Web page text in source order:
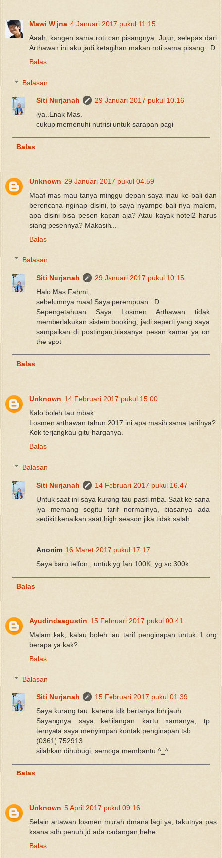
Mawi Wijna 4 Januari 2017 pukul 11.15
Aaah, kangen sama roti dan pisangnya. Jujur, selepas dari
Arthawan ini aku jadi ketagihan makan roti sama pisang. :D
Balas
Balasan
Siti Nurjanah
29 Januari 2017 pukul 10.16
iya..Enak Mas.
cukup memenuhi nutrisi untuk sarapan pagi
Balas
Unknown 29 Januari 2017 pukul 04.59
Maaf mas mau tanya minggu depan saya mau ke bali dan
berencana nginap disini, tp saya nyampe bali nya malem,
apa disini bisa pesen kapan aja? Atau kayak hotel2 harus
siang pesennya? Makasih...
Balas
Balasan
Siti Nurjanah
29 Januari 2017 pukul 10.15
Halo Mas Fahmi,
sebelumnya maaf Saya perempuan. :D
Sepengetahuan Saya Losmen Arthawan tidak
memberlakukan sistem booking, jadi seperti yang saya
sampaikan di postingan,biasanya pesan kamar ya on
the spot
Balas
Unknown 14 Februari 2017 pukul 15.00
Kalo boleh tau mbak..
Losmen arthawan tahun 2017 ini apa masih sama tarifnya?
Kok terjangkau gitu harganya.
Balas
Balasan
Siti Nurjanah
14 Februari 2017 pukul 16.47
Untuk saat ini saya kurang tau pasti mba. Saat ke sana
iya memang segitu tarif normalnya, biasanya ada
sedikit kenaikan saat high season jika tidak salah
Anonim 16 Maret 2017 pukul 17.17
Saya baru telfon , untuk yg fan 100K, yg ac 300k
Balas
Ayudindaagustin 15 Februari 2017 pukul 00.41
Malam kak, kalau boleh tau tarif penginapan untuk 1 org
berapa ya kak?
Balas
Balasan
Siti Nurjanah
15 Februari 2017 pukul 01.39
Saya kurang tau..karena tdk bertanya lbh jauh.
Sayangnya saya kehilangan kartu namanya, tp
ternyata saya menyimpan kontak penginapan tsb
(0361) 752913
silahkan dihubugi, semoga membantu ^_^
Balas
Unknown 5 April 2017 pukul 09.16
Selain artawan losmen murah dmana lagi ya, takutnya pas
ksana sdh penuh jd ada cadangan,hehe
Balas